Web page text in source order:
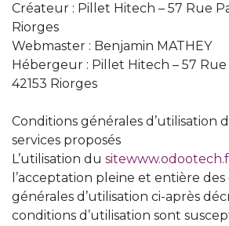
Créateur : Pillet Hitech – 57 Rue
Riorges
Webmaster : Benjamin MATHEY
Hébergeur : Pillet Hitech – 57
42153 Riorges
Conditions générales d’utilisation
services proposés
L’utilisation du
l’acceptation pleine et entière
générales d’utilisation ci-après
conditions d’utilisation sont